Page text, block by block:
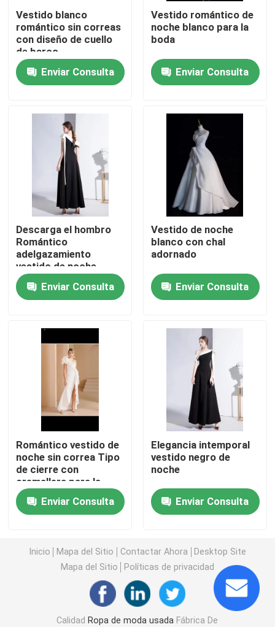
Productos
Vídeos
Sobre nosotros
Viaje de la fábrica
Control de calidad
Éntrenos en contacto con
Pida una cita
Ropa Infantil Primaria
Zapatos de los hombres de la segunda mano
2dos bolsos de mano
Bolsos de lujo de segunda mano
Trajes Casuales De Otoño
Camisas para hombre nuevo modelo
Vestido blanco
romántico sin correas
con diseño de cuello
de barco
Enviar Consulta
Vestido romántico de
noche blanco para la
boda
Enviar Consulta
Descarga el hombro
Romántico
adelgazamiento
vestido de noche
negro Para la fiesta de
bodasEnviar Consulta
Vestido de noche
blanco con chal
adornado
Enviar Consulta
Romántico vestido de
noche sin correa Tipo
de cierre con
cremallera para la
cena
Enviar Consulta
Elegancia intemporal
vestido negro de
noche
Enviar Consulta
Inicio Mapa del Sitio Contactar Ahora
Desktop Site
Mapa del Sitio
Políticas de privacidad
Calidad Ropa de moda usada Fábrica De